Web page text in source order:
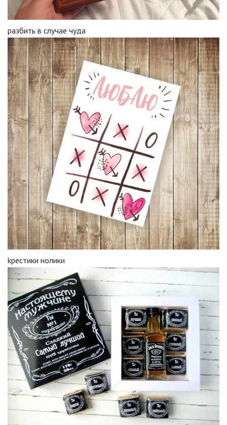
разбить в случае чуда
kрестики нолики